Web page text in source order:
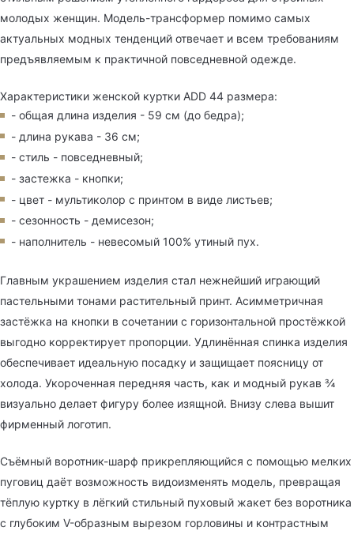
молодых женщин. Модель-трансформер помимо самых
актуальных модных тенденций отвечает и всем требованиям
предъявляемым к практичной повседневной одежде.
Характеристики женской куртки ADD 44 размера:
- общая длина изделия - 59 см (до бедра);
- длина рукава - 36 см;
- стиль - повседневный;
- застежка - кнопки;
- цвет - мультиколор с принтом в виде листьев;
- сезонность - демисезон;
- наполнитель - невесомый 100% утиный пух.
Главным украшением изделия стал нежнейший играющий
пастельными тонами растительный принт. Асимметричная
застёжка на кнопки в сочетании с горизонтальной простёжкой
выгодно корректирует пропорции. Удлинённая спинка изделия
обеспечивает идеальную посадку и защищает поясницу от
холода. Укороченная передняя часть, как и модный рукав ¾
визуально делает фигуру более изящной. Внизу слева вышит
фирменный логотип.
Съёмный воротник-шарф прикрепляющийся с помощью мелких
пуговиц даёт возможность видоизменять модель, превращая
тёплую куртку в лёгкий стильный пуховый жакет без воротника
с глубоким V-образным вырезом горловины и контрастным